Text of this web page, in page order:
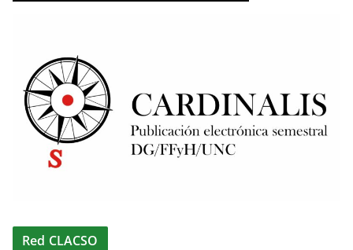
Red CLACSO